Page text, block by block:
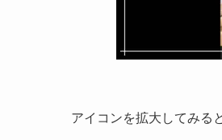
アイコンを拡大してみる